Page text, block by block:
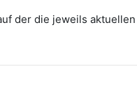
der die jeweils